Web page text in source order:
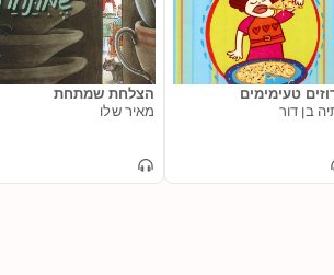
טעימימים
בן דור
הצלחת שמתחת
מאיר שלו